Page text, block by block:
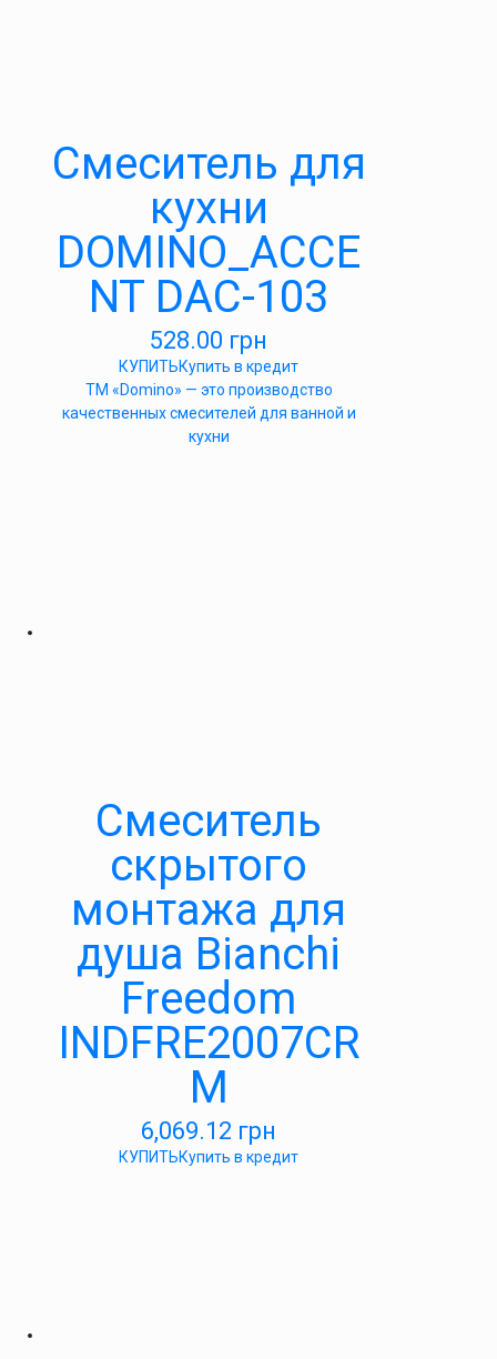
Cмеситель для
кухни
DOMINO_ACCE
NT DAC-103
528.00 грн
КУПИТЬКупить в кредит
ТМ «Domino» — это производство
качественных смесителей для ванной и
кухни
Смеситель
скрытого
монтажа для
душа Bianchi
Freedom
INDFRE2007CR
M
6,069.12 грн
КУПИТЬКупить в кредит